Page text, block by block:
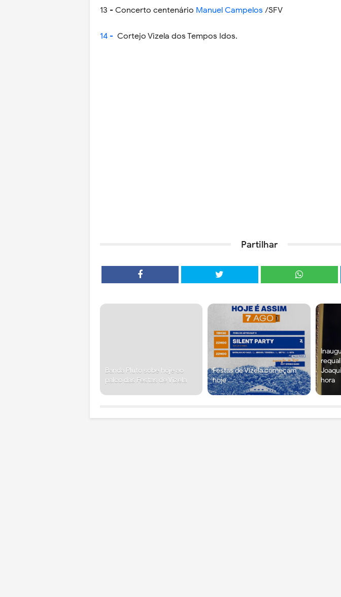
13 - Concerto centenário Manuel Campelos /SFV
14 - Cortejo Vizela dos Tempos Idos.
Partilhar
Banda Pluto sobe hoje ao
palco das Festas de Vizela
Festas de Vizela começam
hoje
hora